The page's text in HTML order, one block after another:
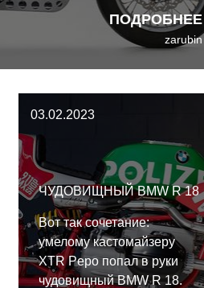
ПОДРОБНЕЕ
команда Tamarit Motorcycles
приложила к нему руки.
zarubin
03.02.2023
ЧУДОВИЩНЫЙ BMW R 18
Вот так сочетание:
умелому кастомайзеру
XTR Pepo попал в руки
чудовищный BMW R 18.